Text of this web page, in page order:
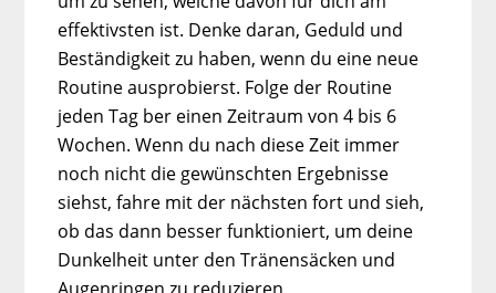
effektivsten ist. Denke daran, Geduld und
Beständigkeit zu haben, wenn du eine neue
Routine ausprobierst. Folge der Routine
jeden Tag ber einen Zeitraum von 4 bis 6
Wochen. Wenn du nach diese Zeit immer
noch nicht die gewünschten Ergebnisse
siehst, fahre mit der nächsten fort und sieh,
ob das dann besser funktioniert, um deine
Dunkelheit unter den Tränensäcken und